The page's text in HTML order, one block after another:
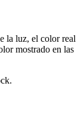
la luz, el color real
mostrado en las